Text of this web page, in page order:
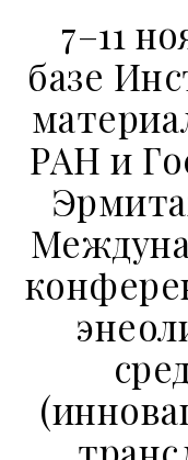
7–11
базе
РАН и